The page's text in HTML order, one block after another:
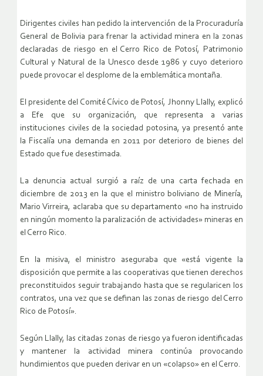
Dirigentes civiles han pedido la intervención de la Procuraduría
General de Bolivia para frenar la actividad minera en la zonas
declaradas de riesgo en el Cerro Rico de Potosí, Patrimonio
Cultural y Natural de la Unesco desde 1986 y cuyo deterioro
puede provocar el desplome de la emblemática montaña.
El presidente del Comité Cívico de Potosí, Jhonny Llally, explicó
a Efe que su organización, que representa a varias
instituciones civiles de la sociedad potosina, ya presentó ante
la Fiscalía una demanda en 2011 por deterioro de bienes del
Estado que fue desestimada.
La denuncia actual surgió a raíz de una carta fechada en
diciembre de 2013 en la que el ministro boliviano de Minería,
Mario Virreira, aclaraba que su departamento «no ha instruido
en ningún momento la paralización de actividades» mineras en
el Cerro Rico.
En la misiva, el ministro aseguraba que «está vigente la
disposición que permite a las cooperativas que tienen derechos
preconstituidos seguir trabajando hasta que se regularicen los
contratos, una vez que se definan las zonas de riesgo del Cerro
Rico de Potosí».
Según Llally, las citadas zonas de riesgo ya fueron identificadas
y mantener la actividad minera continúa provocando
hundimientos que pueden derivar en un «colapso» en el Cerro.